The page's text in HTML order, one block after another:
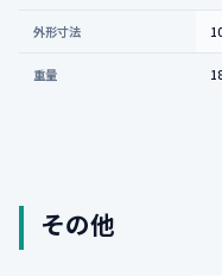
外形寸法
重量
その他